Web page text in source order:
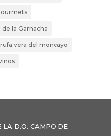
de la Garnacha
vera del moncayo
LA D.O. CAMPO DE